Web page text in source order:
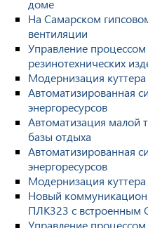
доме
На Самарском
вентиляции
Управление
резинотехнических
Модернизация
Автоматизированная
энергоресурсов
Автоматизация малой
базы отдыха
Автоматизированная
энергоресурсов
Модернизация
Новый
ПЛК323 с встроенным
Управление